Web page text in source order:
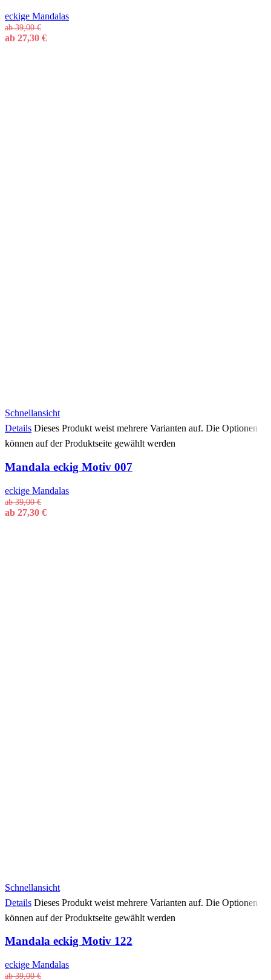
eckige Mandalas
ab39,00€
ab 27,30 €
Schnellansicht
Details Dieses Produkt weist mehrere Varianten auf. Die Optionen
können auf der Produktseite gewählt werden
Mandala eckig Motiv 007
eckige Mandalas
ab39,00€
ab 27,30 €
Schnellansicht
Details Dieses Produkt weist mehrere Varianten auf. Die Optionen
können auf der Produktseite gewählt werden
Mandala eckig Motiv 122
eckige Mandalas
ab39,00€